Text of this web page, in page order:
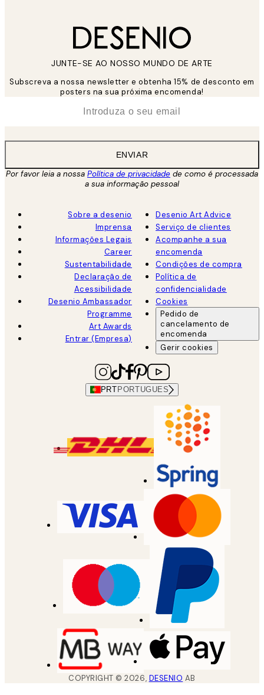
JUNTE-SE AO NOSSO MUNDO DE ARTE
Subscreva a nossa newsletter e obtenha 15% de desconto em
posters na sua próxima encomenda!
ENVIAR
Por favor leia a nossa Política de privacidade de como é processada
a sua informação pessoal
Sobre a desenio
Imprensa
Informações Legais
Career
Sustentabilidade
Declaração de
Acessibilidade
Desenio Ambassador
Programme
Art Awards
Entrar (Empresa)
Desenio Art Advice
Serviço de clientes
Acompanhe a sua
encomenda
Condições de compra
Política de
confidencialidade
Cookies
Pedido de
cancelamento de
encomenda
Gerir cookies
PRT PORTUGUES
COPYRIGHT ©2026, DESENIO AB